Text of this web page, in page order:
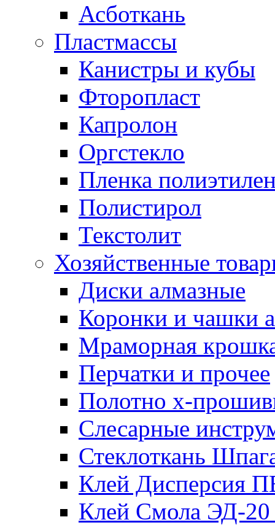
Асботкань
Пластмассы
Канистры и кубы
Фторопласт
Капролон
Оргстекло
Пленка
Полистирол
Текстолит
Хозяйственные
Диски алмазные
Коронки и чашки
Мраморная
Перчатки и прочее
Полотно х-
Слесарные
Стеклоткань
Клей Дисперсия
Клей Смола ЭД-20